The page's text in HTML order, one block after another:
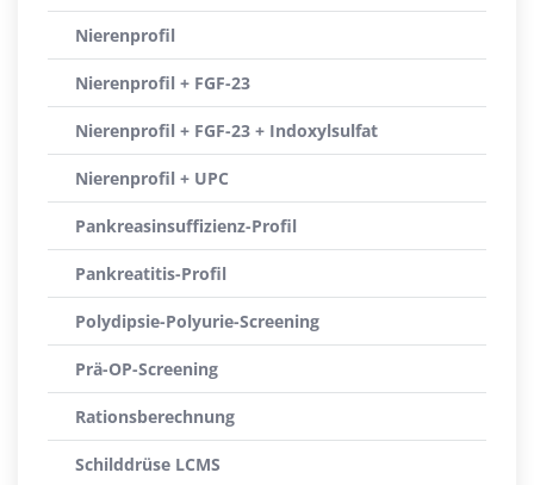
Nierenprofil
Nierenprofil + FGF-23
Nierenprofil + FGF-23 + Indoxylsulfat
Nierenprofil + UPC
Pankreasinsuffizienz-Profil
Pankreatitis-Profil
Polydipsie-Polyurie-Screening
Prä-OP-Screening
Rationsberechnung
Schilddrüse LCMS